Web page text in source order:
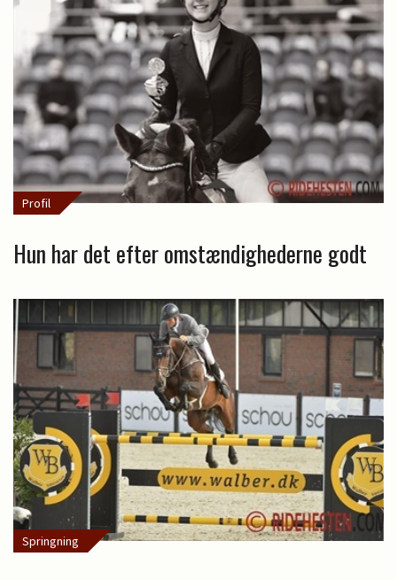
Profil
Hun har det efter omstændighederne godt
Springning